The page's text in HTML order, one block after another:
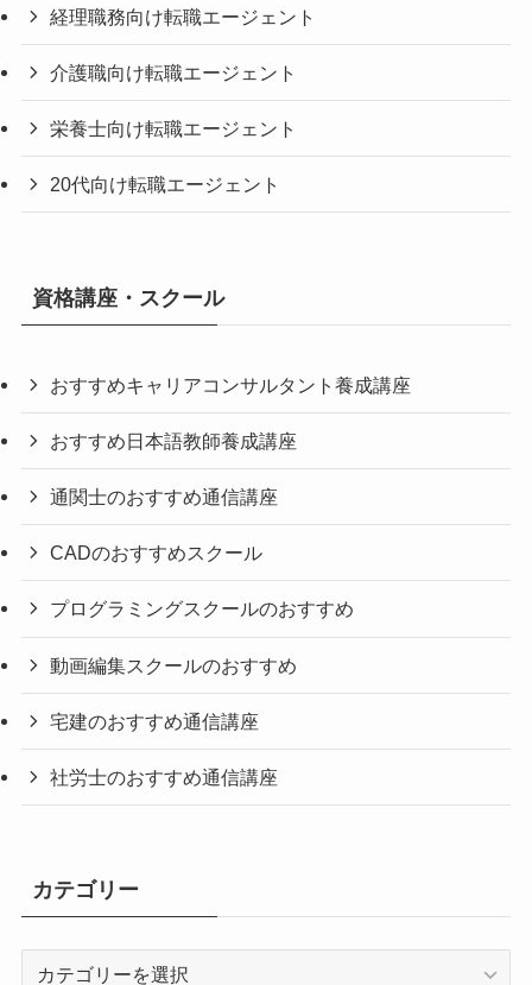
経理職務向け転職エージェント
介護職向け転職エージェント
栄養士向け転職エージェント
20代向け転職エージェント
資格講座・スクール
おすすめキャリアコンサルタント養成講座
おすすめ日本語教師養成講座
通関士のおすすめ通信講座
CADのおすすめスクール
プログラミングスクールのおすすめ
動画編集スクールのおすすめ
宅建のおすすめ通信講座
社労士のおすすめ通信講座
カテゴリー